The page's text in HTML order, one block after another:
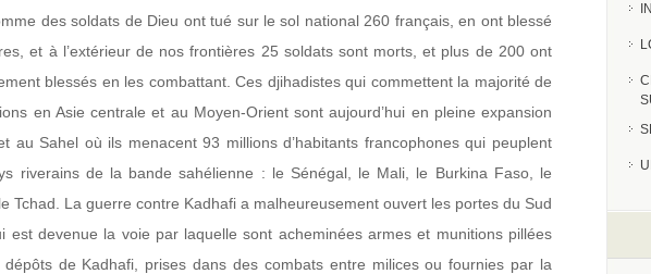
des soldats de Dieu ont tué sur le sol national 260 français, en ont blessé
et à l’extérieur de nos frontières 25 soldats sont morts, et plus de 200 ont
blessés en les combattant. Ces djihadistes qui commettent la majorité de
en Asie centrale et au Moyen-Orient sont aujourd’hui en pleine expansion
au Sahel où ils menacent 93 millions d’habitants francophones qui peuplent
riverains de la bande sahélienne : le Sénégal, le Mali, le Burkina Faso, le
Tchad. La guerre contre Kadhafi a malheureusement ouvert les portes du Sud
est devenue la voie par laquelle sont acheminées armes et munitions pillées
dépôts de Kadhafi, prises dans des combats entre milices ou fournies par la